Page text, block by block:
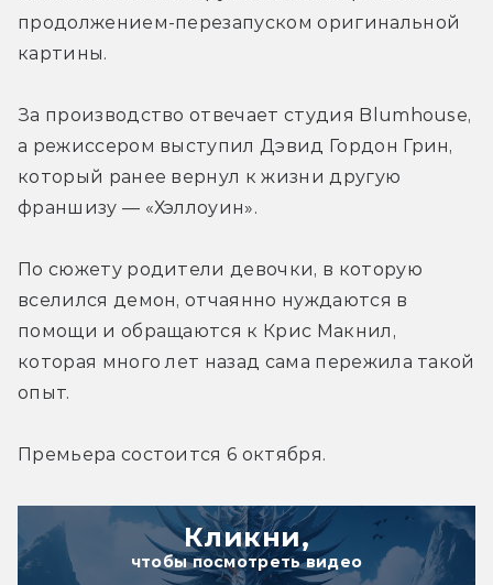
продолжением-перезапуском оригинальной
картины.
За производство отвечает студия Blumhouse,
а режиссером выступил Дэвид Гордон Грин,
который ранее вернул к жизни другую
франшизу — «Хэллоуин».
По сюжету родители девочки, в которую
вселился демон, отчаянно нуждаются в
помощи и обращаются к Крис Макнил,
которая много лет назад сама пережила такой
опыт.
Премьера состоится 6 октября.
Кликни,
чтобы посмотреть видео